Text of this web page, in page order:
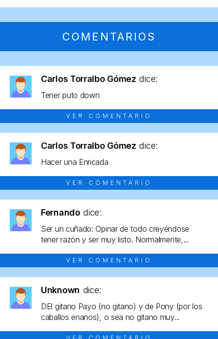
COMENTARIOS
Carlos Torralbo Gómez dice:
Tener puto down
VER COMENTARIO
Carlos Torralbo Gómez dice:
Hacer una Enricada
VER COMENTARIO
Fernando dice:
Ser un cuñado: Opinar de todo creyéndose
tener razón y ser muy listo. Normalmente,...
VER COMENTARIO
Unknown dice:
DEl gitano Payo (no gitano) y de Pony (por los
caballos enanos), o sea no gitano muy...